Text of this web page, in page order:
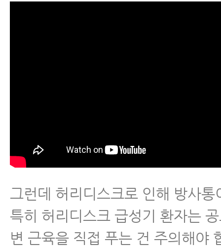
그런데 허리디스크로 인해 방사통
특히 허리디스크 급성기 환자는
변 근육을 직접 푸는 건 주의해야